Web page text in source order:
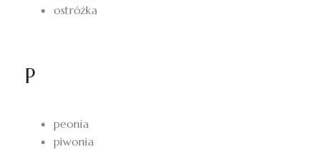
ostróżka
P
peonia
piwonia